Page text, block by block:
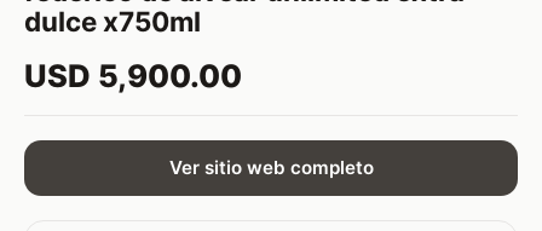
dulce x750ml
USD 5,900.00
Ver sitio web completo